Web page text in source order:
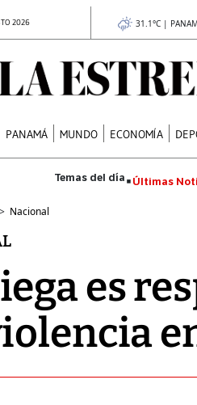
2026 31.1°C |
PANAMÁ MUNDO ECONOMÍA
Últimas
> Nacional
es